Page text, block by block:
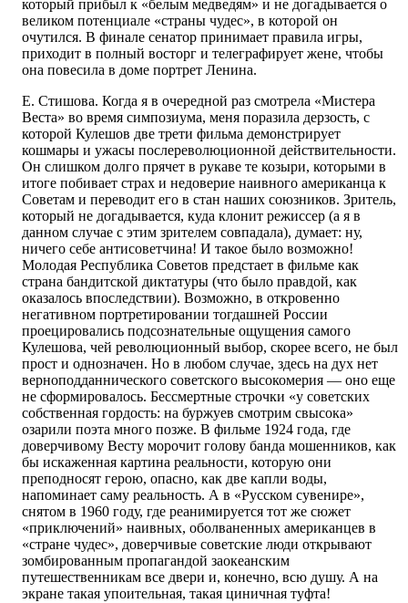
который прибыл к «белым медведям» и не догадывается о
великом потенциале «страны чудес», в которой он
очутился. В финале сенатор принимает правила игры,
приходит в полный восторг и телеграфирует жене, чтобы
она повесила в доме портрет Ленина.
Е. Стишова. Когда я в очередной раз смотрела «Мистера
Веста» во время симпозиума, меня поразила дерзость, с
которой Кулешов две трети фильма демонстрирует
кошмары и ужасы послереволюционной действительности.
Он слишком долго прячет в рукаве те козыри, которыми в
итоге побивает страх и недоверие наивного американца к
Советам и переводит его в стан наших союзников. Зритель,
который не догадывается, куда клонит режиссер (а я в
данном случае с этим зрителем совпадала), думает: ну,
ничего себе антисоветчина! И такое было возможно!
Молодая Республика Советов предстает в фильме как
страна бандитской диктатуры (что было правдой, как
оказалось впоследствии). Возможно, в откровенно
негативном портретировании тогдашней России
проецировались подсознательные ощущения самого
Кулешова, чей революционный выбор, скорее всего, не был
прост и однозначен. Но в любом случае, здесь на дух нет
верноподданнического советского высокомерия — оно еще
не сформировалось. Бессмертные строчки «у советских
собственная гордость: на буржуев смотрим свысока»
озарили поэта много позже. В фильме 1924 года, где
доверчивому Весту морочит голову банда мошенников, как
бы искаженная картина реальности, которую они
преподносят герою, опасно, как две капли воды,
напоминает саму реальность. А в «Русском сувенире»,
снятом в 1960 году, где реанимируется тот же сюжет
«приключений» наивных, оболваненных американцев в
«стране чудес», доверчивые советские люди открывают
зомбированным пропагандой заокеанским
путешественникам все двери и, конечно, всю душу. А на
экране такая упоительная, такая циничная туфта!